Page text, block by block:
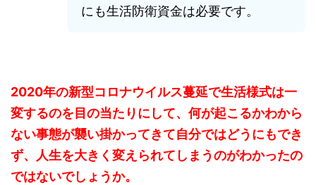
にも生活防衛資金は必要です。
2020年の新型コロナウイルス蔓延で生活様式は一
変するのを目の当たりにして、何が起こるかわから
ない事態が襲い掛かってきて自分ではどうにもでき
ず、人生を大きく変えられてしまうのがわかったの
ではないでしょうか。